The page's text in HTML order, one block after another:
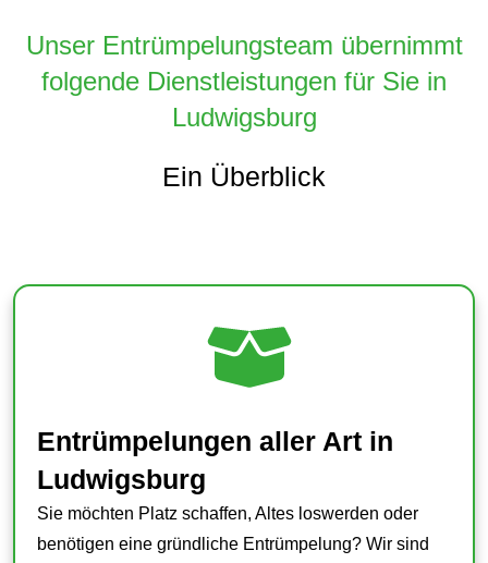
Unser Entrümpelungsteam übernimmt
folgende Dienstleistungen für Sie in
Ludwigsburg
Ein Überblick
Entrümpelungen aller Art in
Ludwigsburg
Sie möchten Platz schaffen, Altes loswerden oder
benötigen eine gründliche Entrümpelung? Wir sind